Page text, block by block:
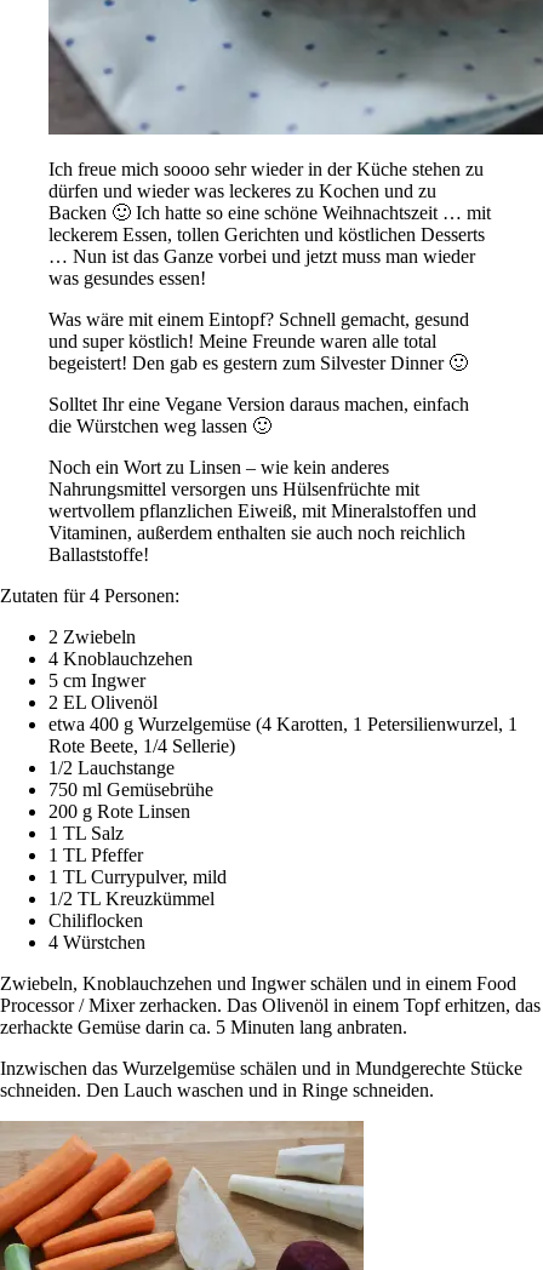
Ich freue mich soooo sehr wieder in der Küche stehen zu
dürfen und wieder was leckeres zu Kochen und zu
Backen 🙂 Ich hatte so eine schöne Weihnachtszeit … mit
leckerem Essen, tollen Gerichten und köstlichen Desserts
… Nun ist das Ganze vorbei und jetzt muss man wieder
was gesundes essen!
Was wäre mit einem Eintopf? Schnell gemacht, gesund
und super köstlich! Meine Freunde waren alle total
begeistert! Den gab es gestern zum Silvester Dinner 🙂
Solltet Ihr eine Vegane Version daraus machen, einfach
die Würstchen weg lassen 🙂
Noch ein Wort zu Linsen – wie kein anderes
Nahrungsmittel versorgen uns Hülsenfrüchte mit
wertvollem pflanzlichen Eiweiß, mit Mineralstoffen und
Vitaminen, außerdem enthalten sie auch noch reichlich
Ballaststoffe!
Zutaten für 4 Personen:
2 Zwiebeln
4 Knoblauchzehen
5 cm Ingwer
2 EL Olivenöl
etwa 400 g Wurzelgemüse (4 Karotten, 1 Petersilienwurzel, 1
Rote Beete, 1/4 Sellerie)
1/2 Lauchstange
750 ml Gemüsebrühe
200 g Rote Linsen
1 TL Salz
1 TL Pfeffer
1 TL Currypulver, mild
1/2 TL Kreuzkümmel
Chiliflocken
4 Würstchen
Zwiebeln, Knoblauchzehen und Ingwer schälen und in einem Food
Processor / Mixer zerhacken. Das Olivenöl in einem Topf erhitzen, das
zerhackte Gemüse darin ca. 5 Minuten lang anbraten.
Inzwischen das Wurzelgemüse schälen und in Mundgerechte Stücke
schneiden. Den Lauch waschen und in Ringe schneiden.